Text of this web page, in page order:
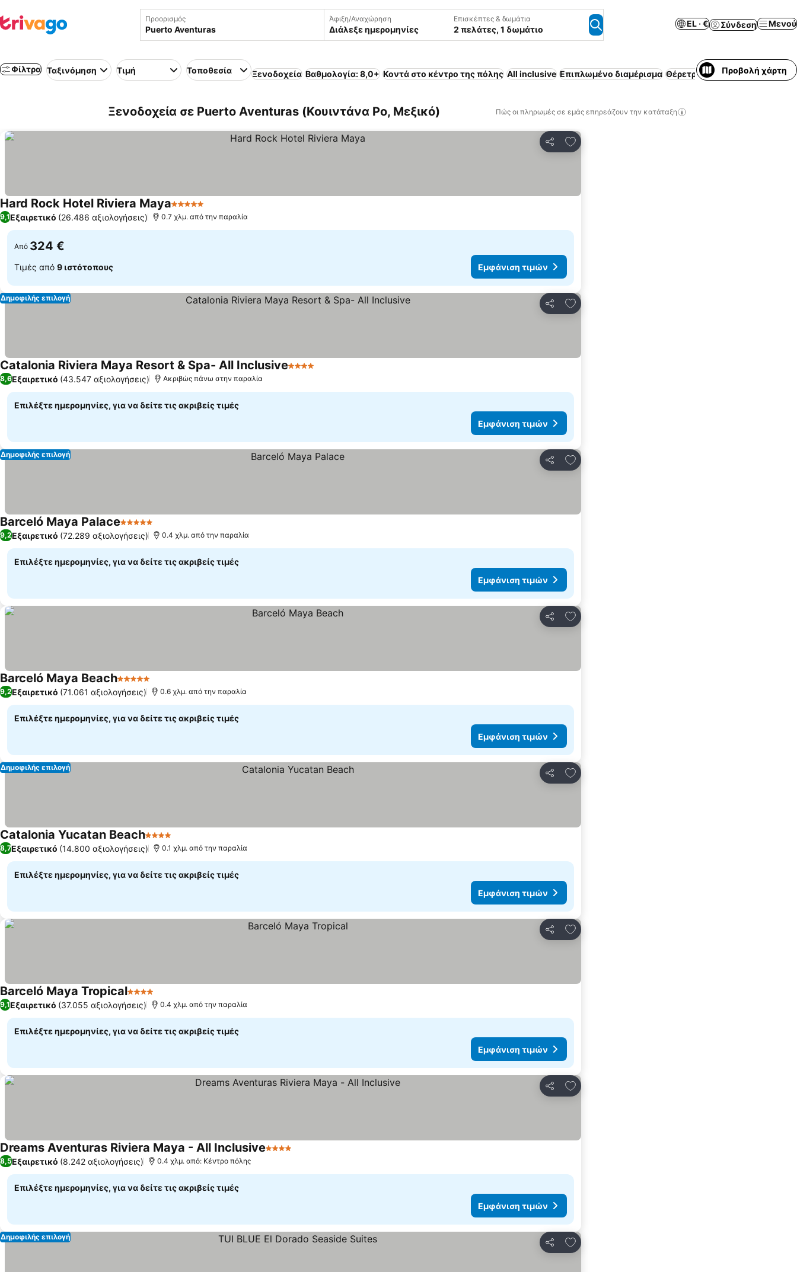
Προορισμός Άφιξη/Αναχώρηση
Διάλεξε ημερομηνίες
Επισκέπτες & δωμάτια
2 πελάτες, 1 δωμάτιο
EL · € Σύνδεση Μενού
Φίλτρα Ταξινόμηση Τιμή Τοποθεσία Ξενοδοχεία Βαθμολογία: 8,0+ Κοντά στο κέντρο της πόλης All inclusive Επιπλωμένο διαμέρισμα Θέρετρο Μόνο για ενήλικες
Προβολή χάρτη
Ξενοδοχεία σε Puerto Aventuras (Κουιντάνα Ρο, Μεξικό) Πώς οι πληρωμές σε εμάς επηρεάζουν την κατάταξη
Κοινοποίηση
Προσθήκη στα αγαπημένα
Hard Rock Hotel Riviera Maya5 Αστέρια
9,1Εξαιρετικό (26.486 αξιολογήσεις) 0.7 χλμ. από την παραλία
Από 324 €
Τιμές από 9 ιστότοπους Εμφάνιση τιμών
Κοινοποίηση
Προσθήκη στα αγαπημένα
Δημοφιλής επιλογή
Catalonia Riviera Maya Resort & Spa- All Inclusive4 Αστέρια
8,6Εξαιρετικό (43.547 αξιολογήσεις) Ακριβώς πάνω στην παραλία
Επιλέξτε ημερομηνίες, για να δείτε τις ακριβείς τιμές
Εμφάνιση τιμών
Κοινοποίηση
Προσθήκη στα αγαπημένα
Δημοφιλής επιλογή
Barceló Maya Palace5 ΑστέριαΕμφάνιση τιμών
9,2Εξαιρετικό (72.289 αξιολογήσεις) 0.4 χλμ. από την παραλία
Επιλέξτε ημερομηνίες, για να δείτε τις ακριβείς τιμές
Εμφάνιση τιμών
Κοινοποίηση
Προσθήκη στα αγαπημένα
Barceló Maya Beach5 ΑστέριαΕμφάνιση τιμών
9,2Εξαιρετικό (71.061 αξιολογήσεις) 0.6 χλμ. από την παραλία
Επιλέξτε ημερομηνίες, για να δείτε τις ακριβείς τιμές
Εμφάνιση τιμών
Κοινοποίηση
Προσθήκη στα αγαπημένα
Δημοφιλής επιλογή
Catalonia Yucatan Beach4 Αστέρια
8,7Εξαιρετικό (14.800 αξιολογήσεις) 0.1 χλμ. από την παραλία
Επιλέξτε ημερομηνίες, για να δείτε τις ακριβείς τιμές
Εμφάνιση τιμών
Κοινοποίηση
Προσθήκη στα αγαπημένα
Barceló Maya Tropical4 ΑστέριαΕμφάνιση τιμών
9,1Εξαιρετικό (37.055 αξιολογήσεις) 0.4 χλμ. από την παραλία
Επιλέξτε ημερομηνίες, για να δείτε τις ακριβείς τιμές
Εμφάνιση τιμών
Κοινοποίηση
Προσθήκη στα αγαπημένα
Dreams Aventuras Riviera Maya - All Inclusive4 Αστέρια
8,5Εξαιρετικό (8.242 αξιολογήσεις) 0.4 χλμ. από: Κέντρο πόλης
Επιλέξτε ημερομηνίες, για να δείτε τις ακριβείς τιμές
Εμφάνιση τιμών
Κοινοποίηση
Προσθήκη στα αγαπημένα
Δημοφιλής επιλογή